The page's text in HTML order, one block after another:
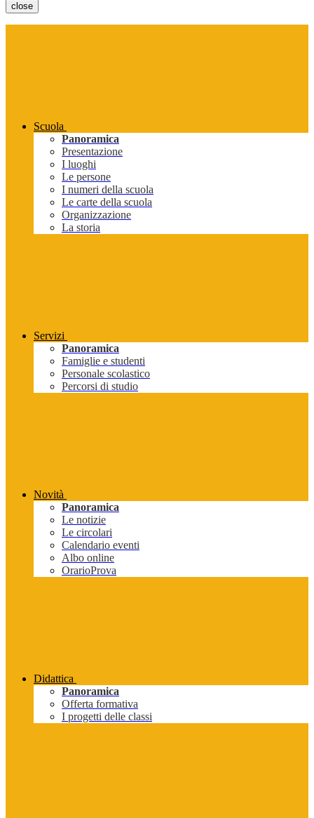
close
Scuola
Panoramica
Presentazione
I luoghi
Le persone
I numeri della scuola
Le carte della scuola
Organizzazione
La storia
Servizi
Panoramica
Famiglie e studenti
Personale scolastico
Percorsi di studio
Novità
Panoramica
Le notizie
Le circolari
Calendario eventi
Albo online
OrarioProva
Didattica
Panoramica
Offerta formativa
I progetti delle classi